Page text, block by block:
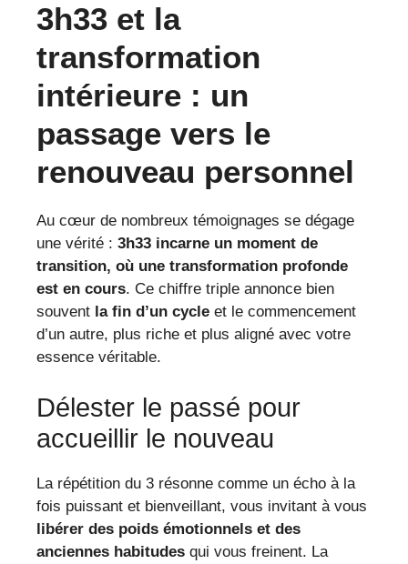
3h33 et la
transformation
intérieure : un
passage vers le
renouveau personnel
Au cœur de nombreux témoignages se dégage
une vérité : 3h33 incarne un moment de
transition, où une transformation profonde
est en cours. Ce chiffre triple annonce bien
souvent la fin d’un cycle et le commencement
d’un autre, plus riche et plus aligné avec votre
essence véritable.
Délester le passé pour
accueillir le nouveau
La répétition du 3 résonne comme un écho à la
fois puissant et bienveillant, vous invitant à vous
libérer des poids émotionnels et des
anciennes habitudes qui vous freinent. La